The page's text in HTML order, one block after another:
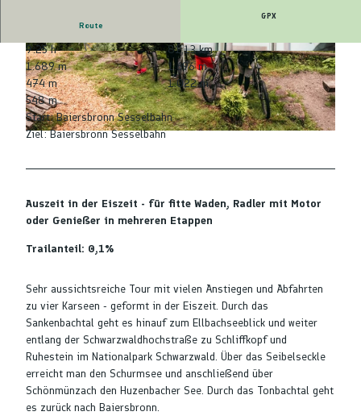
© Max Günter, Nationalparkregion Schwarzwald - Baiersbronn |
© Stefan Kuhn Photography, Nationalparkregio
n Schwarzwald - Baiersbronn
© Max Günter, Nationalparkregion Schwarzwal
d - Baiersbronn |CC-BY-ND
Route
GPX
9:25 h
81,13 km
1.689 m
1.696 m
474 m
1.022 m
548 m
Start: Baiersbronn Sesselbahn
Ziel: Baiersbronn Sesselbahn
Auszeit in der Eiszeit - für fitte Waden, Radler mit Motor
oder Genießer in mehreren Etappen
Trailanteil: 0,1%
Sehr aussichtsreiche Tour mit vielen Anstiegen und Abfahrten
zu vier Karseen - geformt in der Eiszeit. Durch das
Sankenbachtal geht es hinauf zum Ellbachseeblick und weiter
entlang der Schwarzwaldhochstraße zu Schliffkopf und
Ruhestein im Nationalpark Schwarzwald. Über das Seibelseckle
erreicht man den Schurmsee und anschließend über
Schönmünzach den Huzenbacher See. Durch das Tonbachtal geht
es zurück nach Baiersbronn.